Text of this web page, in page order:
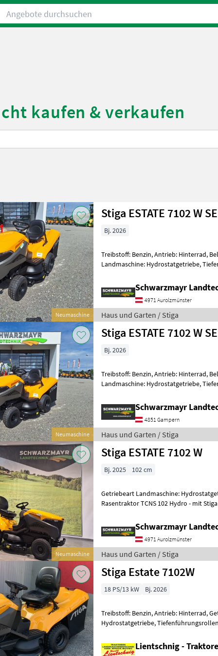
Angebote durchsuchen
kaufen & verkaufen
Neumaschine
Stiga ESTATE 7102 W
Bj. 2026
Treibstoff: Benzin, Antrieb: Hinterrad,
Landmaschine: Hydrostatgetriebe,
Schwarzmayr
4971 Aurolzmünster
Haus und Garten / Stiga
Neumaschine
Stiga ESTATE 7102 W
Bj. 2026
Treibstoff: Benzin, Antrieb: Hinterrad,
Landmaschine: Hydrostatgetriebe,
Schwarzmayr
4851 Gampern
Haus und Garten / Stiga
Neumaschine
Stiga ESTATE 7102 W
Bj. 2025 102 cm
Getriebeart Landmaschine:
Rasentraktor TCNS 102 Hydro - mit
Schwarzmayr
4971 Aurolzmünster
Haus und Garten / Stiga
Stiga Estate 7102W
18 PS/13 kW Bj. 2026
Treibstoff: Benzin, Antrieb: Hinterrad,
Hydrostatgetriebe,
Lientschnig -